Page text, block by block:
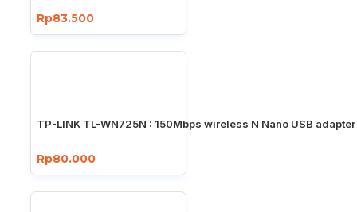
Rp83.500
TP-LINK TL-WN725N : 150Mbps wireless N Nano USB adapter
Rp80.000